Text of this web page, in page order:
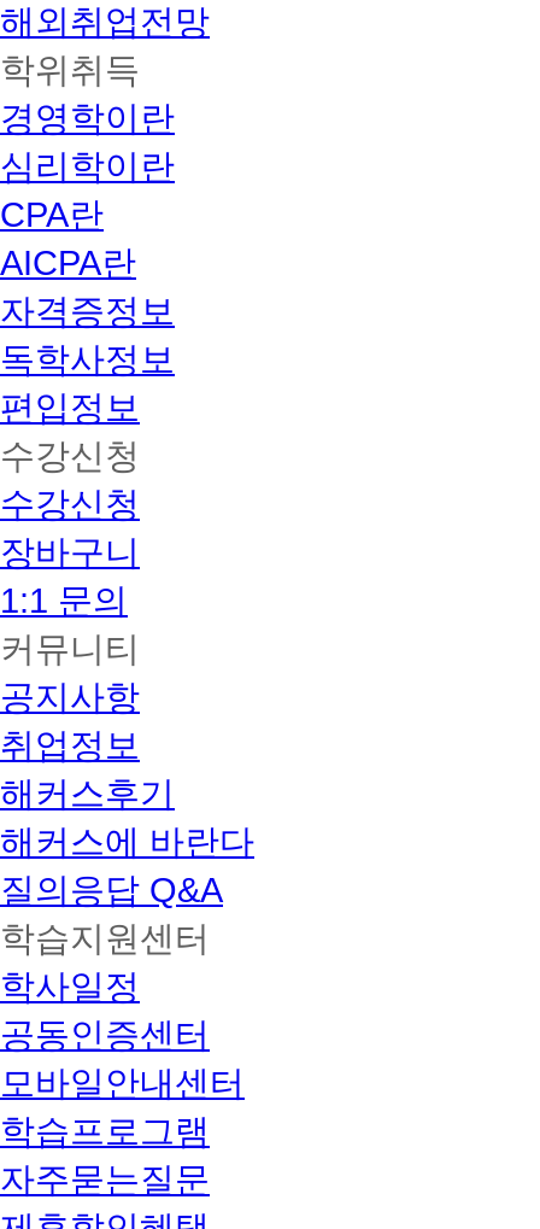
해외취업전망
학위취득
경영학이란
심리학이란
CPA란
AICPA란
자격증정보
독학사정보
편입정보
수강신청
수강신청
장바구니
1:1 문의
커뮤니티
공지사항
취업정보
해커스후기
해커스에 바란다
질의응답 Q&A
학습지원센터
학사일정
공동인증센터
모바일안내센터
학습프로그램
자주묻는질문